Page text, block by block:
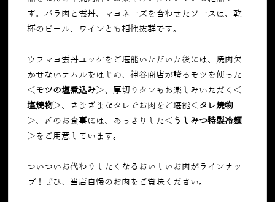
す。バラ肉と雲丹、マヨネーズを合わせたソースは、乾
杯のビール、ワインとも相性抜群です。
ウフマヨ雲丹ユッケをご堪能いただいた後には、焼肉欠
かせないナムルをはじめ、神谷商店が誇るモツを使った
＜ モツの塩煮込み＞、厚切りタンもお楽しみいただく＜
塩焼物＞、さまざまなタレでお肉をご堪能＜ タレ焼物
＞、〆のお食事には、あっさりした＜ うしみつ特製冷麺
＞をご用意しています。
ついついお代わりしたくなるおいしいお肉がラインナッ
プ！ぜひ、当店自慢のお肉をご賞味ください。